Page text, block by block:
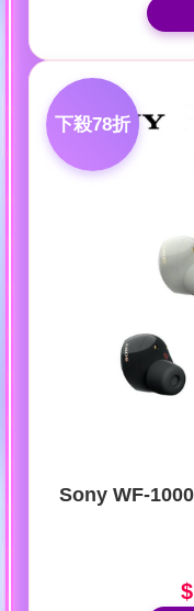
下殺78折
Sony WF-
$